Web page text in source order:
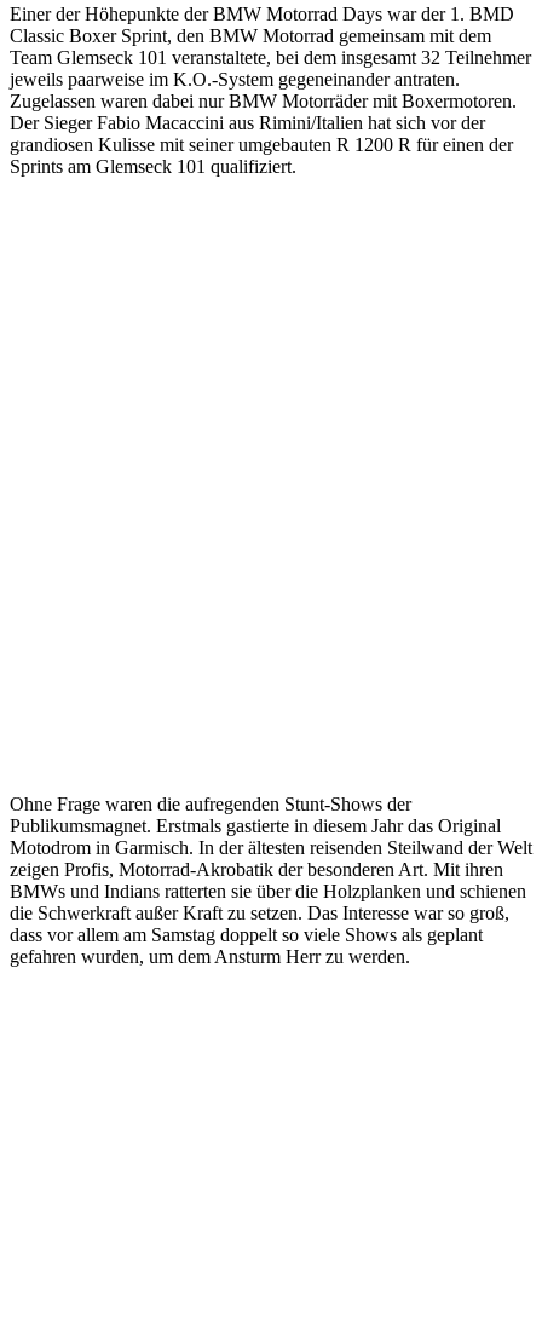
Einer der Höhepunkte der BMW Motorrad Days war der 1. BMD
Classic Boxer Sprint, den BMW Motorrad gemeinsam mit dem
Team Glemseck 101 veranstaltete, bei dem insgesamt 32 Teilnehmer
jeweils paarweise im K.O.-System gegeneinander antraten.
Zugelassen waren dabei nur BMW Motorräder mit Boxermotoren.
Der Sieger Fabio Macaccini aus Rimini/Italien hat sich vor der
grandiosen Kulisse mit seiner umgebauten R 1200 R für einen der
Sprints am Glemseck 101 qualifiziert.
Ohne Frage waren die aufregenden Stunt-Shows der
Publikumsmagnet. Erstmals gastierte in diesem Jahr das Original
Motodrom in Garmisch. In der ältesten reisenden Steilwand der Welt
zeigen Profis, Motorrad-Akrobatik der besonderen Art. Mit ihren
BMWs und Indians ratterten sie über die Holzplanken und schienen
die Schwerkraft außer Kraft zu setzen. Das Interesse war so groß,
dass vor allem am Samstag doppelt so viele Shows als geplant
gefahren wurden, um dem Ansturm Herr zu werden.